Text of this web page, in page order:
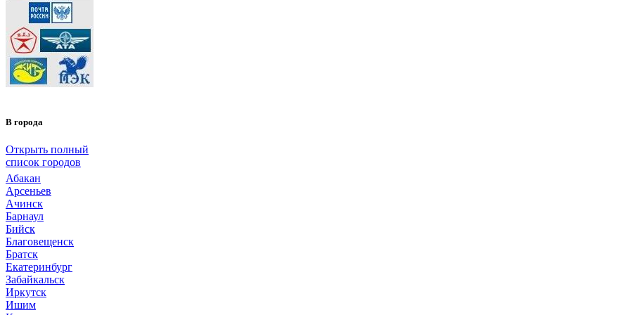
В города
Открыть полный
список городов
Абакан
Арсеньев
Ачинск
Барнаул
Бийск
Благовещенск
Братск
Екатеринбург
Забайкальск
Иркутск
Ишим